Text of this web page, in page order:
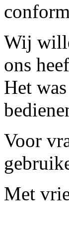
Wij
ons
Het
Voor
Met